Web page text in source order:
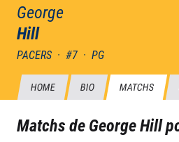
George
Hill
PACERS · #7 · PG
HOME BIO MATCHS
Matchs deGeorge Hill